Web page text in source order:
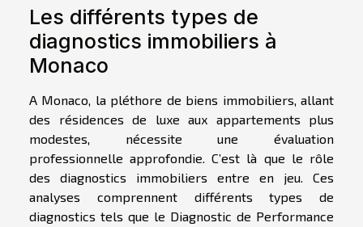
Les différents types de
diagnostics immobiliers à
Monaco
A Monaco, la pléthore de biens immobiliers, allant
des résidences de luxe aux appartements plus
modestes, nécessite une évaluation
professionnelle approfondie. C’est là que le rôle
des diagnostics immobiliers entre en jeu. Ces
analyses comprennent différents types de
diagnostics tels que le Diagnostic de Performance